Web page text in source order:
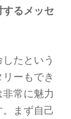
るメッセ
たという
ーもでき
常に魅力
まず自己